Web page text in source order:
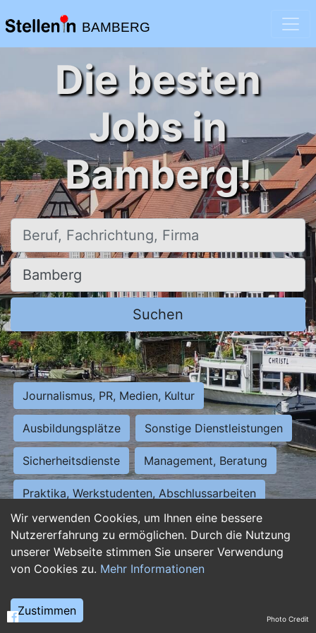
BAMBERG
Wir verwenden Cookies, um Ihnen eine bessere
Nutzererfahrung zu ermöglichen. Durch die Nutzung
unserer Webseite stimmen Sie unserer Verwendung
von Cookies zu. Mehr Informationen
Zustimmen
Die besten
Jobs in
Bamberg!
Beruf, Fachrichtung, Firma
Ort, Stadt
Suchen
Journalismus, PR, Medien, Kultur
Ausbildungsplätze Sonstige Dienstleistungen
Sicherheitsdienste Management, Beratung
Praktika, Werkstudenten, Abschlussarbeiten
Personalwesen Assistenz, Sekretariat
Hilfskräfte, Aushilfs- und Nebenjobs
Weiterbildung, Studium, duale Ausbildung Photo Credit